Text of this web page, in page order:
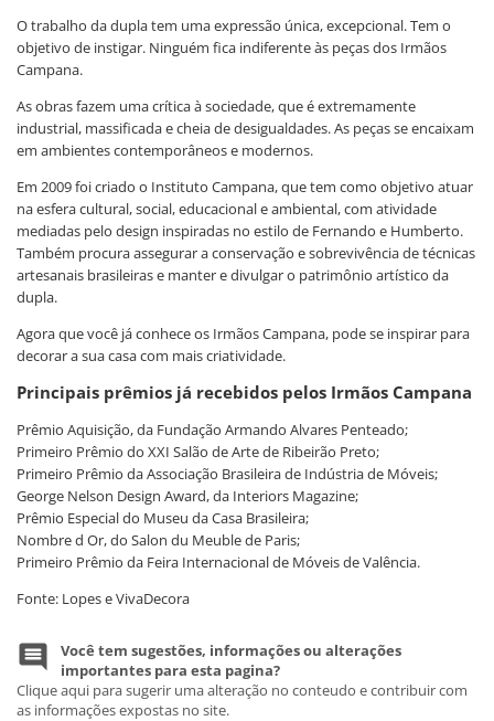
O trabalho da dupla tem uma expressão única, excepcional. Tem o
objetivo de instigar. Ninguém fica indiferente às peças dos Irmãos
Campana.
As obras fazem uma crítica à sociedade, que é extremamente
industrial, massificada e cheia de desigualdades. As peças se encaixam
em ambientes contemporâneos e modernos.
Em 2009 foi criado o Instituto Campana, que tem como objetivo atuar
na esfera cultural, social, educacional e ambiental, com atividade
mediadas pelo design inspiradas no estilo de Fernando e Humberto.
Também procura assegurar a conservação e sobrevivência de técnicas
artesanais brasileiras e manter e divulgar o patrimônio artístico da
dupla.
Agora que você já conhece os Irmãos Campana, pode se inspirar para
decorar a sua casa com mais criatividade.
Principais prêmios já recebidos pelos Irmãos Campana
Prêmio Aquisição, da Fundação Armando Alvares Penteado;
Primeiro Prêmio do XXI Salão de Arte de Ribeirão Preto;
Primeiro Prêmio da Associação Brasileira de Indústria de Móveis;
George Nelson Design Award, da Interiors Magazine;
Prêmio Especial do Museu da Casa Brasileira;
Nombre d Or, do Salon du Meuble de Paris;
Primeiro Prêmio da Feira Internacional de Móveis de Valência.
Fonte: Lopes e VivaDecora
Você tem sugestões, informações ou alterações
importantes para esta pagina?
Clique aqui para sugerir uma alteração no conteudo e contribuir com
as informações expostas no site.